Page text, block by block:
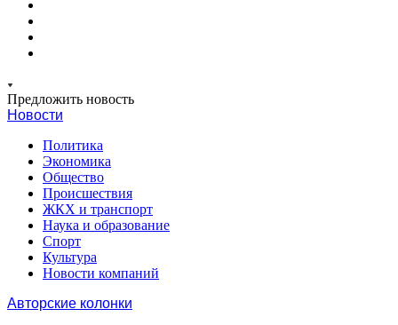
Предложить новость
Новости
Политика
Экономика
Общество
Происшествия
ЖКХ и транспорт
Наука и образование
Спорт
Культура
Новости компаний
Авторские колонки